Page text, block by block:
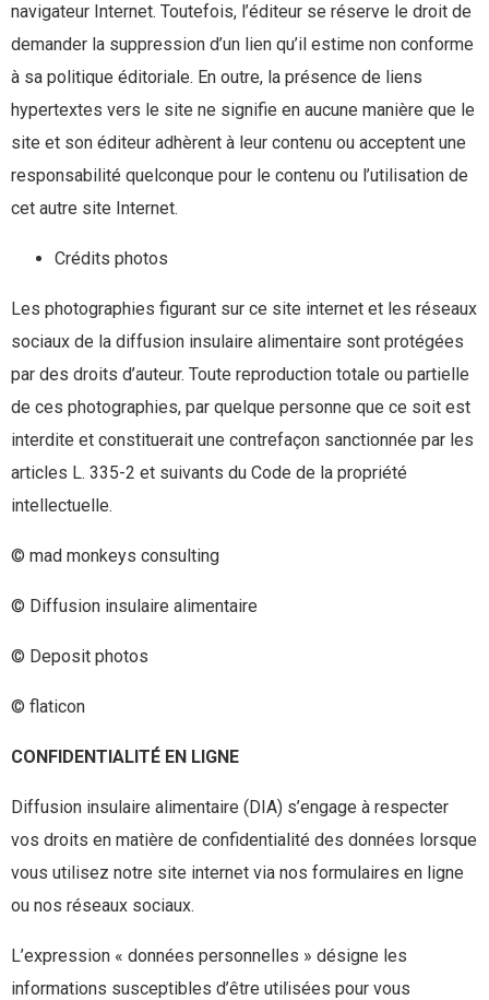
navigateur Internet. Toutefois, l’éditeur se réserve le droit de
demander la suppression d’un lien qu’il estime non conforme
à sa politique éditoriale. En outre, la présence de liens
hypertextes vers le site ne signifie en aucune manière que le
site et son éditeur adhèrent à leur contenu ou acceptent une
responsabilité quelconque pour le contenu ou l’utilisation de
cet autre site Internet.
Crédits photos
Les photographies figurant sur ce site internet et les réseaux
sociaux de la diffusion insulaire alimentaire sont protégées
par des droits d’auteur. Toute reproduction totale ou partielle
de ces photographies, par quelque personne que ce soit est
interdite et constituerait une contrefaçon sanctionnée par les
articles L. 335-2 et suivants du Code de la propriété
intellectuelle.
© mad monkeys consulting
© Diffusion insulaire alimentaire
© Deposit photos
© flaticon
CONFIDENTIALITÉ EN LIGNE
Diffusion insulaire alimentaire (DIA) s’engage à respecter
vos droits en matière de confidentialité des données lorsque
vous utilisez notre site internet via nos formulaires en ligne
ou nos réseaux sociaux.
L’expression « données personnelles » désigne les
informations susceptibles d’être utilisées pour vous